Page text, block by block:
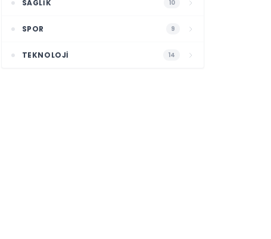
SAGLIK 10
SPOR 9
TEKNOLOJI 14